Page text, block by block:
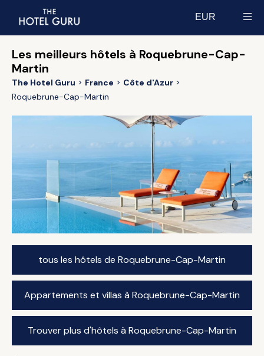
EUR
Les meilleurs hôtels à Roquebrune-Cap-
Martin
The Hotel Guru France
Côte d'Azur
Roquebrune-Cap-Martin
tous les hôtels de Roquebrune-Cap-Martin
Appartements et villas à Roquebrune-Cap-Martin
Trouver plus d'hôtels à Roquebrune-Cap-Martin